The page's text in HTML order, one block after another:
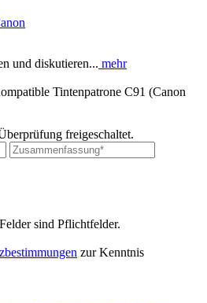
und diskutieren... mehr
Tintenpatrone C91 (Canon
freigeschaltet.
sind Pflichtfelder.
zur Kenntnis